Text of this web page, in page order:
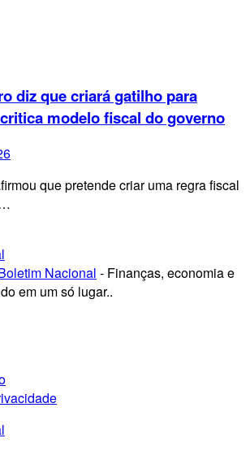
diz que criará gatilho para
modelo fiscal do governo
que pretende criar uma regra fiscal
Nacional - Finanças, economia e
em um só lugar..